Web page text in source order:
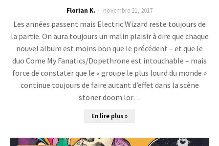
Florian K. novembre 21, 2017
Les années passent mais Electric Wizard reste toujours de
la partie. On aura toujours un malin plaisir à dire que chaque
nouvel album est moins bon que le précédent – et que le
duo Come My Fanatics/Dopethrone est intouchable – mais
force de constater que le « groupe le plus lourd du monde »
continue toujours de faire autant d’effet dans la scène
stoner doom lor…
En lire plus »